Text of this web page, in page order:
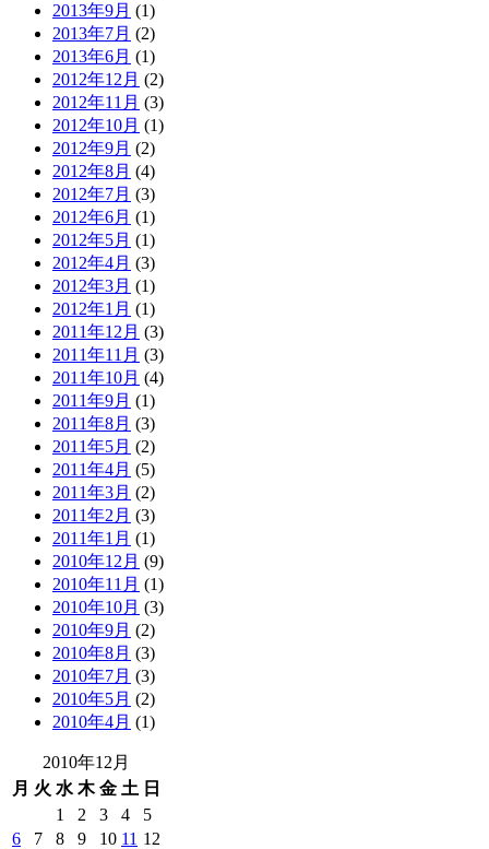
2013年9月 (1)
2013年7月 (2)
2013年6月 (1)
2012年12月 (2)
2012年11月 (3)
2012年10月 (1)
2012年9月 (2)
2012年8月 (4)
2012年7月 (3)
2012年6月 (1)
2012年5月 (1)
2012年4月 (3)
2012年3月 (1)
2012年1月 (1)
2011年12月 (3)
2011年11月 (3)
2011年10月 (4)
2011年9月 (1)
2011年8月 (3)
2011年5月 (2)
2011年4月 (5)
2011年3月 (2)
2011年2月 (3)
2011年1月 (1)
2010年12月 (9)
2010年11月 (1)
2010年10月 (3)
2010年9月 (2)
2010年8月 (3)
2010年7月 (3)
2010年5月 (2)
2010年4月 (1)
2010年12月
月 火 水 木 金 土 日
1
2 3 4
5
6
7 8 9 10 11 12